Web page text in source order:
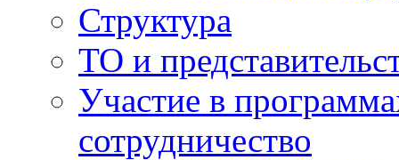
Структура
ТО и
Участие в
сотрудничество